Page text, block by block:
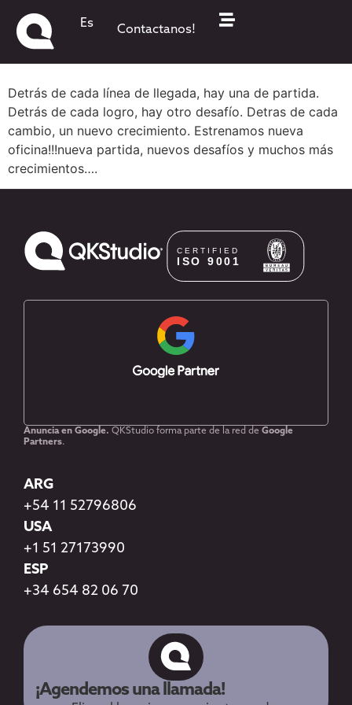
Es Contactanos!
QKStudio de estreno!!!
Nueva Oficina
Detrás de cada línea de llegada, hay una de partida.
Detrás de cada logro, hay otro desafío. Detras de cada
cambio, un nuevo crecimiento. Estrenamos nueva
oficina!!!nueva partida, nuevos desafíos y muchos más
crecimientos….
Anuncia en Google. QKStudio forma parte de la red de Google
Partners.
ARG
+54 11 52796806
USA
+1 51 27173990
ESP
+34 654 82 06 70
¡Agendemos una llamada!